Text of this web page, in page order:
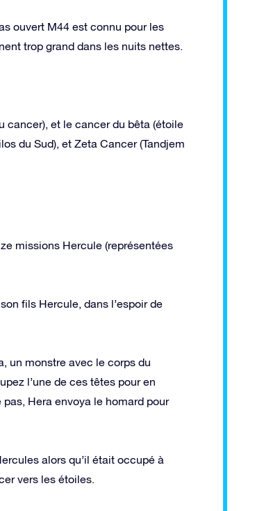
ouvert M44 est connu pour les
trop grand dans les nuits nettes.
cancer), et le cancer du bêta (étoile
du Sud), et Zeta Cancer (Tandjem
missions Hercule (représentées
fils Hercule, dans l’espoir de
un monstre avec le corps du
l’une de ces têtes pour en
Hera envoya le homard pour
alors qu’il était occupé à
vers les étoiles.